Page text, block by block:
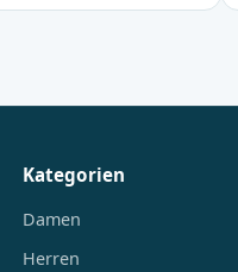
Kategorien
Damen
Herren